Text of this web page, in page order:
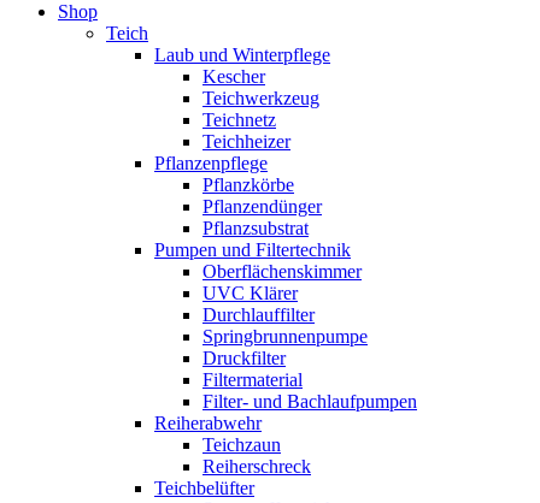
Shop
Teich
Laub und Winterpflege
Kescher
Teichwerkzeug
Teichnetz
Teichheizer
Pflanzenpflege
Pflanzkörbe
Pflanzendünger
Pflanzsubstrat
Pumpen und Filtertechnik
Oberflächenskimmer
UVC Klärer
Durchlauffilter
Springbrunnenpumpe
Druckfilter
Filtermaterial
Filter- und Bachlaufpumpen
Reiherabwehr
Teichzaun
Reiherschreck
Teichbelüfter